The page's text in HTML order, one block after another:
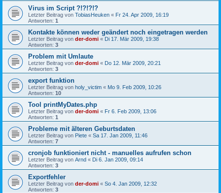
Virus im Script ?!?!?!?
Letzter Beitrag von TobiasHeuken « Fr 24. Apr 2009, 16:19
Antworten: 1
Kontakte können weder geändert noch eingetragen werden
Letzter Beitrag von der-domi « Di 17. Mär 2009, 19:38
Antworten: 3
Problem mit Umlaute
Letzter Beitrag von der-domi « Do 12. Mär 2009, 20:21
Antworten: 3
export funktion
Letzter Beitrag von holy_victim « Mo 9. Feb 2009, 10:26
Antworten: 10
Tool printMyDates.php
Letzter Beitrag von der-domi « Fr 6. Feb 2009, 13:06
Antworten: 1
Probleme mit älteren Geburtsdaten
Letzter Beitrag von Piete « Sa 17. Jan 2009, 11:46
Antworten: 7
cronjob funktioniert nicht - manuelles aufrufen schon
Letzter Beitrag von Arnd « Di 6. Jan 2009, 09:14
Antworten: 3
Exportfehler
Letzter Beitrag von der-domi « So 4. Jan 2009, 12:32
Antworten: 3